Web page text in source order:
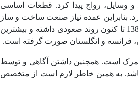
و وسایل، رواج پیدا کرد. قطعات اساسی
بنابراین عمده نیاز صنعت ساخت و ساز
به قطعات آسانسور در داخل کشور ما از طریق واردات تامین می‌شود. نمودار واردات اینورتر آسانسور در ایران از سال 1385 تا کنون روند صعودی داشته و بیشترین
فرانسه و انگلستان صورت گرفته است.
گمرک است. همچنین داشتن آگاهی و توسط
به همین خاطر لازم است از متخصص